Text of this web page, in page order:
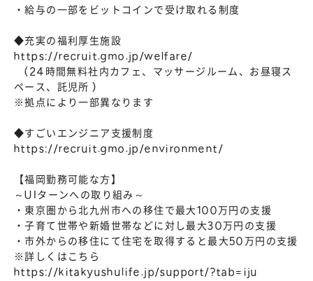
・給与の一部をビットコインで受け取れる制度
◆充実の福利厚生施設
https://recruit.gmo.jp/welfare/
(24時間無料社内カフェ、マッサージルーム、お昼寝ス
ペース、託児所 )
※拠点により一部異なります
◆すごいエンジニア支援制度
https://recruit.gmo.jp/environment/
【福岡勤務可能な方】
～UIターンへの取り組み～
・東京圏から北九州市への移住で最大100万円の支援
・子育て世帯や新婚世帯などに対し最大30万円の支援
・市外からの移住にて住宅を取得すると最大50万円の支援
※詳しくはこちら
https://kitakyushulife.jp/support/?tab=iju